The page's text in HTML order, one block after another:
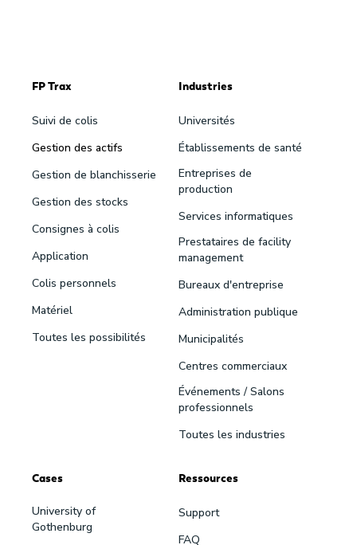
FP Trax
Suivi de colis
Gestion des actifs
Gestion de blanchisserie
Gestion des stocks
Consignes à colis
Application
Colis personnels
Matériel
Toutes les possibilités
Industries
Universités
Établissements de santé
Entreprises de
production
Services informatiques
Prestataires de facility
management
Bureaux d'entreprise
Administration publique
Municipalités
Centres commerciaux
Événements / Salons
professionnels
Toutes les industries
Cases
University of
Gothenburg
Ressources
Support
FAQ